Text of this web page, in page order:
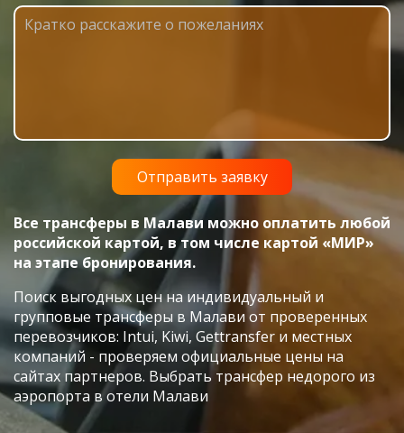
Все трансферы в Малави можно оплатить любой
российской картой, в том числе картой «МИР»
на этапе бронирования.
Поиск выгодных цен на индивидуальный и
групповые трансферы в Малави от проверенных
перевозчиков: Intui, Kiwi, Gettransfer и местных
компаний - проверяем официальные цены на
сайтах партнеров. Выбрать трансфер недорого из
аэропорта в отели Малави